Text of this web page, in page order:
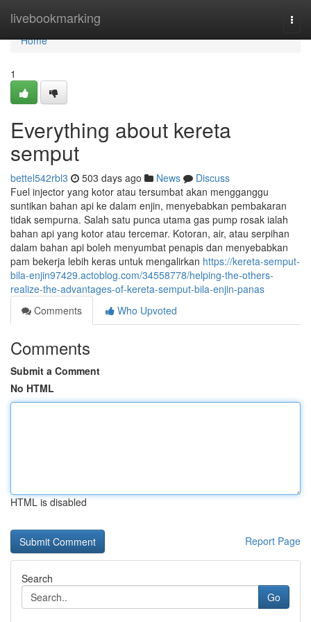
livebookmarking
Home
Home
1
Everything about kereta
semput
bettel542rbl3 503 days ago News
Discuss
Fuel injector yang kotor atau tersumbat akan mengganggu
suntikan bahan api ke dalam enjin, menyebabkan pembakaran
tidak sempurna. Salah satu punca utama gas pump rosak ialah
bahan api yang kotor atau tercemar. Kotoran, air, atau serpihan
dalam bahan api boleh menyumbat penapis dan menyebabkan
pam bekerja lebih keras untuk mengalirkan https://kereta-semput-
bila-enjin97429.actoblog.com/34558778/helping-the-others-
realize-the-advantages-of-kereta-semput-bila-enjin-panas
Comments
Who Upvoted
Comments
Submit a Comment
No HTML
HTML is disabled
Report Page
Search
Go